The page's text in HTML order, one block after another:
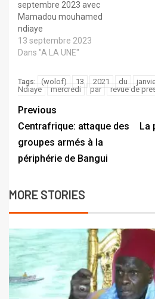
septembre 2023 avec
Mamadou mouhamed
ndiaye
13 septembre 2023
Dans "A LA UNE"
Tags: (wolof) 13 2021 du
Ndiaye
mercredi par revue de
Previous
Centrafrique: attaque des
groupes armés à la
périphérie de Bangui
La
MORE STORIES